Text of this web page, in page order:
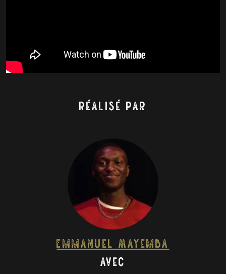
Réalisé par
Emmanuel Mayemba
avec